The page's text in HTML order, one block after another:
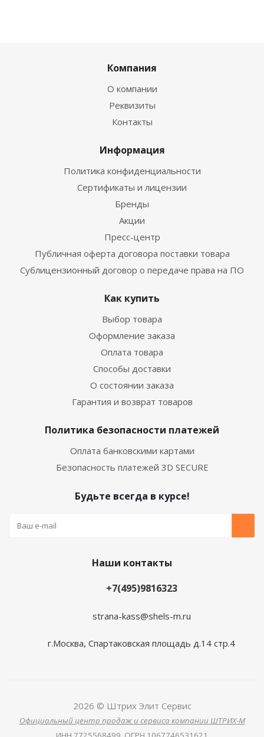
Компания
О компании
Реквизиты
Контакты
Информация
Политика конфиденциальности
Сертификаты и лицензии
Бренды
Акции
Пресс-центр
Публичная оферта договора поставки товара
Сублицензионный договор о передаче права на ПО
Как купить
Выбор товара
Оформление заказа
Оплата товара
Способы доставки
О состоянии заказа
Гарантия и возврат товаров
Политика безопасности платежей
Оплата банковскими картами
Безопасность платежей 3D SECURE
Будьте всегда в курсе!
Наши контакты
+7(495)9816323
strana-kass@shels-m.ru
г.Москва, Спартаковская площадь д.14 стр.4
2026 © Штрих Элит Сервис
Официальный центр продаж и сервиса компании ШТРИХ-М